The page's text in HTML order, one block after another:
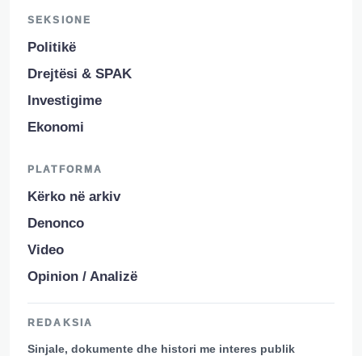
SEKSIONE
Politikë
Drejtësi & SPAK
Investigime
Ekonomi
PLATFORMA
Kërko në arkiv
Denonco
Video
Opinion / Analizë
REDAKSIA
Sinjale, dokumente dhe histori me interes publik